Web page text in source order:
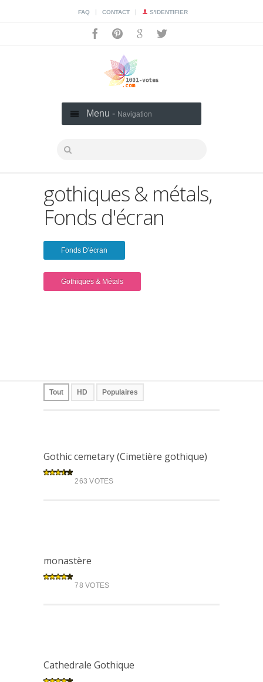
FAQ | CONTACT | S'IDENTIFIER
Menu - Navigation
gothiques & métals,
Fonds d'écran
Fonds D'écran
Gothiques & Métals
Tout HD Populaires
Gothic cemetary (Cimetière gothique)
263 VOTES
monastère
78 VOTES
Cathedrale Gothique